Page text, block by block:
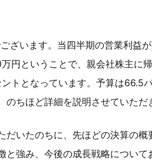
ざいます。当四半期の営業利益
円ということで、親会社株主に
トとなっています。予算は66.5
ちほど詳細を説明させていただ
いたのちに、先ほどの決算の概
強み、今後の成長戦略について